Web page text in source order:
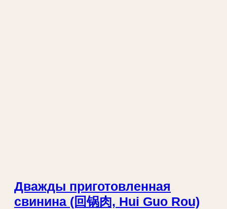
Дважды приготовленная
свинина (回锅肉, Hui Guo Rou)